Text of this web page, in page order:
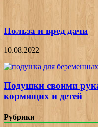
Польза и вред дачи
10.08.2022
Подушки своими
кормящих и детей
Рубрики